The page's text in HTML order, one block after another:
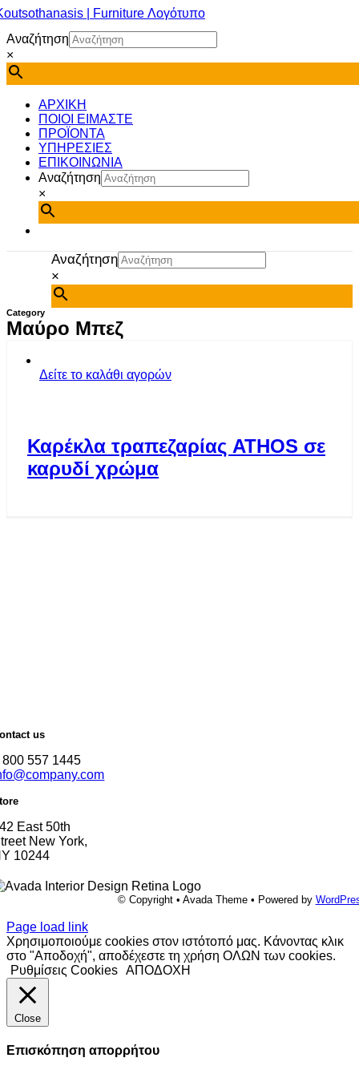
Μετάβαση
περιεχόμενο
Αναζήτηση
×
Αναζήτηση
×
ΑΡΧΙΚΗ
ΠΟΙΟΙ ΕΙΜΑΣΤΕ
ΠΡΟΪΟΝΤΑ
ΥΠΗΡΕΣΙΕΣ
ΕΠΙΚΟΙΝΩΝΙΑ
Αναζήτηση
×
Category
Μαύρο Μπεζ
Δείτε το καλάθι αγορών
Καρέκλα τραπεζαρίας ATHOS σε
καρυδί χρώμα
us
800 557 1445
East 50th
New York,
10244
© Copyright • Avada Theme • Powered by
Page load link
Χρησιμοποιούμε cookies στον ιστότοπό μας. Κάνοντας κλικ
στο "Αποδοχή", αποδέχεστε τη χρήση ΟΛΩΝ των cookies.
Ρυθμίσεις Cookies ΑΠΟΔΟΧΗ
Close
Επισκόπηση απορρήτου